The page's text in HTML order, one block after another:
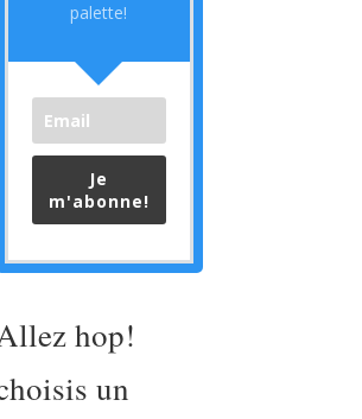
palette!
Je
m'abonne!
hop!
un